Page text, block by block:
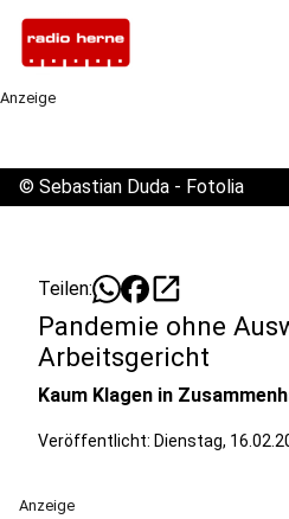
Anzeige
© Sebastian Duda - Fotolia
Teilen: open_in_new
Pandemie ohne
Arbeitsgericht
Kaum Klagen in
Veröffentlicht: Dienstag,
Anzeige